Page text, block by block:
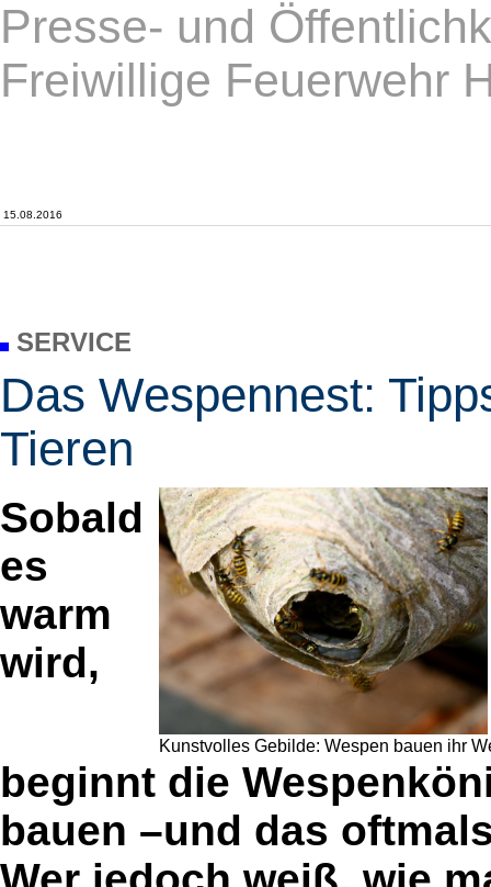
Presse- und
Freiwillige Feuerwehr
15.08.2016
SERVICE
Das Wespennest:
Tieren
Kunstvolles Gebilde: Wespen bauen ihr
Sobald
es
warm
wird,
beginnt die
bauen –und das